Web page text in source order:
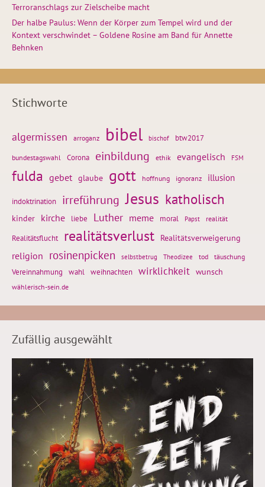
Terroranschlags zur Zielscheibe macht
Der halbe Paulus: Wenn der Körper zum Tempel wird und der
Kontext verschwindet – Goldene Rosine am Band für Annette
Behnken
Stichworte
algermissen arroganz bibel bischof btw2017
bundestagswahl Corona einbildung ethik evangelisch FSM
fulda gebet glaube gott hoffnung ignoranz illusion
indoktrination irreführung Jesus katholisch
kinder kirche liebe Luther meme moral Papst realität
Realitätsflucht realitätsverlust Realitätsverweigerung
religion rosinenpicken selbstbetrug Theodizee tod täuschung
Vereinnahmung wahl weihnachten wirklichkeit wunsch
wählerisch-sein.de
Zufällig ausgewählt